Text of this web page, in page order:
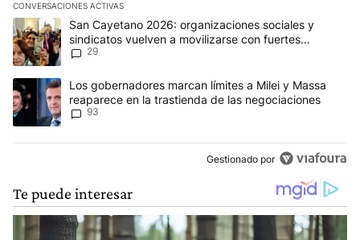
CONVERSACIONES ACTIVAS
Este listado muestra los artículos con más comentarios en los
Un artículo de tendencia con el título "San Cayetano 2026:
San Cayetano 2026: organizaciones sociales y
sindicatos vuelven a movilizarse con fuertes
reclamos al Gobierno
29
Un artículo de tendencia con el título "Los gobernadores
Los gobernadores marcan límites a Milei y Massa
reaparece en la trastienda de las negociaciones
93
Gestionado por